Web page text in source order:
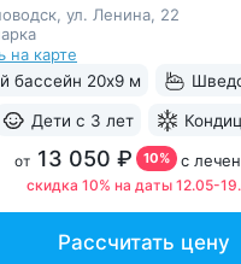
ул. Ленина, 22
бассейн 20х9 м
Дети с 3 лет
от 13 050 ₽ 10% с
скидка 10% на даты 12.05-
Рассчитать цену